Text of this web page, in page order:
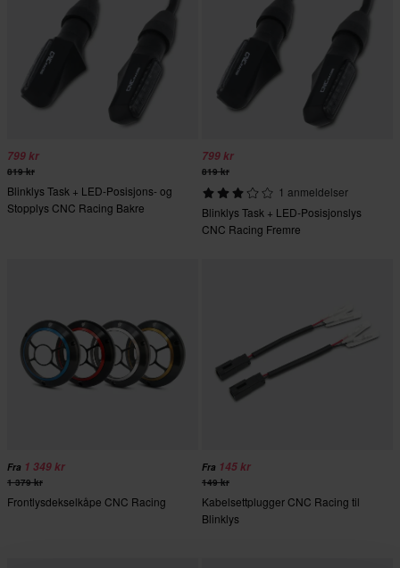
799 kr
819 kr
Blinklys Task + LED-Posisjons- og
Stopplys CNC Racing Bakre
799 kr
819 kr
1 anmeldelser
Blinklys Task + LED-Posisjonslys
CNC Racing Fremre
Fra 1 349 kr
1 379 kr
Frontlysdekselkåpe CNC Racing
Fra 145 kr
149 kr
Kabelsettplugger CNC Racing til
Blinklys